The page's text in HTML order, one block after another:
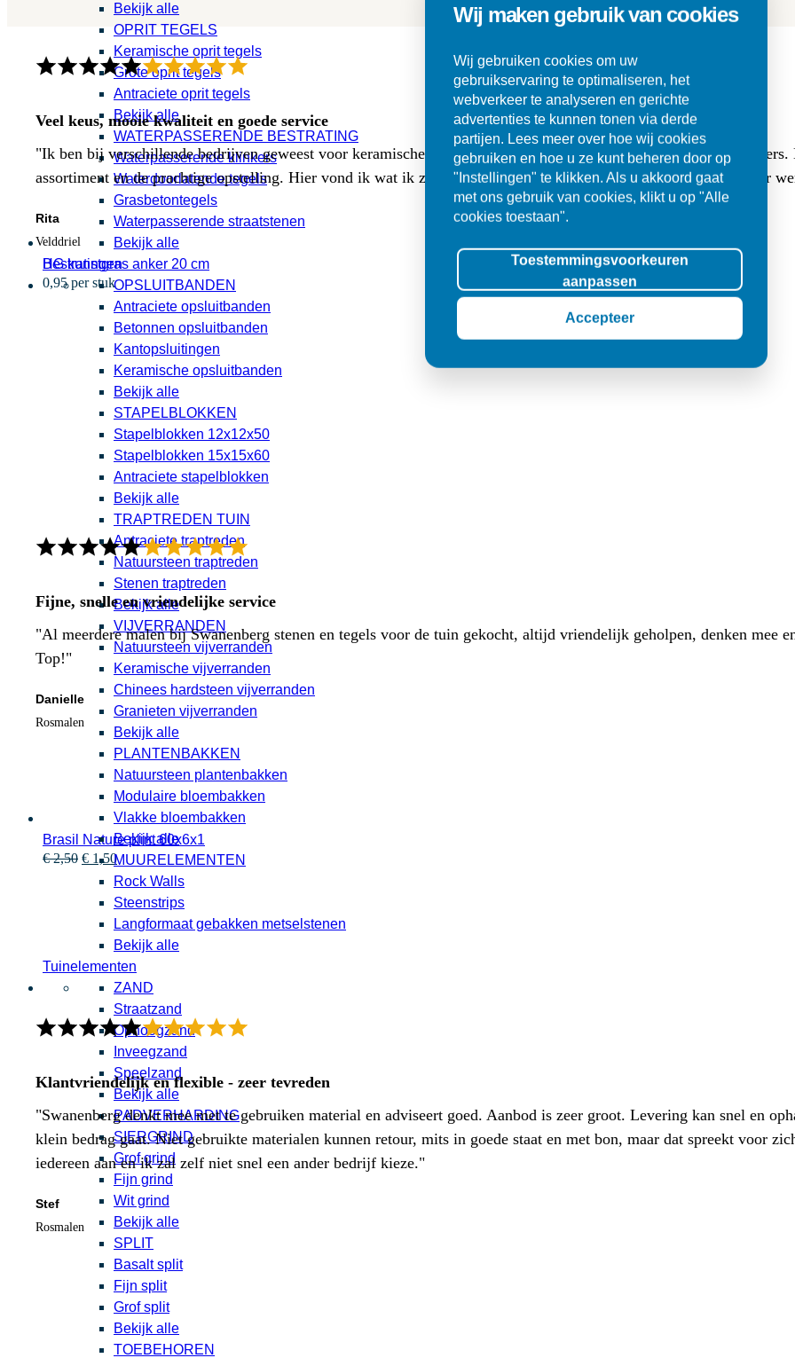
HG kunstgras anker 20 cm
0,95 per stuk
Brasil Nature plint 60x6x1
€2,50 Oorspronkelijke
was:
€ 2,50.
€ 1,50Huidige
prijs
is:
€ 1,50.
Bekijk alle
OPRIT TEGELS
Keramische oprit tegels
Grote oprit tegels
Antraciete oprit tegels
Bekijk alle
WATERPASSERENDE BESTRATING
Waterpasserende klinkers
Waterdoorlatende tegels
Grasbetontegels
Waterpasserende straatstenen
Bekijk alle
Bestratingen
OPSLUITBANDEN
Antraciete opsluitbanden
Betonnen opsluitbanden
Kantopsluitingen
Keramische opsluitbanden
Bekijk alle
STAPELBLOKKEN
Stapelblokken 12x12x50
Stapelblokken 15x15x60
Antraciete stapelblokken
Bekijk alle
TRAPTREDEN TUIN
Antraciete traptreden
Natuursteen traptreden
Stenen traptreden
Bekijk alle
VIJVERRANDEN
Natuursteen vijverranden
Keramische vijverranden
Chinees hardsteen vijverranden
Granieten vijverranden
Bekijk alle
PLANTENBAKKEN
Natuursteen plantenbakken
Modulaire bloembakken
Vlakke bloembakken
Bekijk alle
MUURELEMENTEN
Rock Walls
Steenstrips
Langformaat gebakken metselstenen
Bekijk alle
Tuinelementen
ZAND
Straatzand
Ophoogzand
Inveegzand
Speelzand
Bekijk alle
PADVERHARDING
SIERGRIND
Grof grind
Fijn grind
Wit grind
Bekijk alle
SPLIT
Basalt split
Fijn split
Grof split
Bekijk alle
TOEBEHOREN
Veel keus, mooie kwaliteit en goede service
"Ik ben bij verschillende bedrijven geweest voor keramische buitentegels (3 cm dik, 80x80) en (luxe lange)
assortiment en de prachtige opstelling. Hier vond ik wat ik zocht. Ik werd er met veel geduld goed geholpen en er
Rita
Velddriel
Fijne, snelle en vriendelijke service
"Al meerdere malen bij Swanenberg stenen en tegels voor de tuin gekocht, altijd vriendelijk geholpen, denken mee
Top!"
Danielle
Rosmalen
Klantvriendelijk en flexible - zeer tevreden
"Swanenberg denkt mee met te gebruiken material en adviseert goed. Aanbod is zeer groot. Levering kan snel en
klein bedrag gaat. Niet gebruikte materialen kunnen retour, mits in goede staat en met bon, maar dat spreekt voor
iedereen aan en ik zal zelf niet snel een ander bedrijf kieze."
Stef
Rosmalen
Wij maken gebruik van cookies
Wij gebruiken cookies om uw
gebruikservaring te optimaliseren, het
webverkeer te analyseren en gerichte
advertenties te kunnen tonen via derde
partijen. Lees meer over hoe wij cookies
gebruiken en hoe u ze kunt beheren door op
"Instellingen" te klikken. Als u akkoord gaat
met ons gebruik van cookies, klikt u op "Alle
cookies toestaan".
Toestemmingsvoorkeuren
aanpassen
Accepteer